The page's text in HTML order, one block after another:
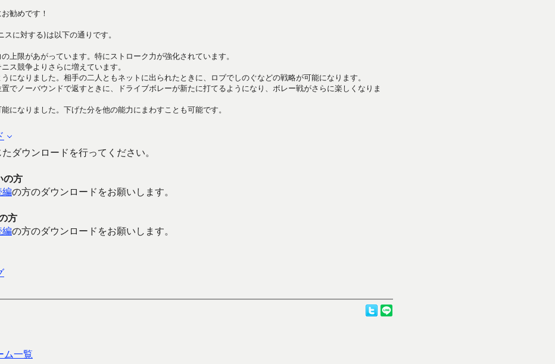
勧めです！
に対する)は以下の通りです。
上限があがっています。特にストローク力が強化されています。
ス競争よりさらに増えています。
になりました。相手の二人ともネットに出られたときに、ロブでしのぐなどの戦略が可能になります。
置でノーバウンドで返すときに、ドライブボレーが新たに打てるようになり、ボレー戦がさらに楽しくなりま
になりました。下げた分を他の能力にまわすことも可能です。
ダウンロードを行ってください。
の方
編の方のダウンロードをお願いします。
方
編の方のダウンロードをお願いします。
ム一覧